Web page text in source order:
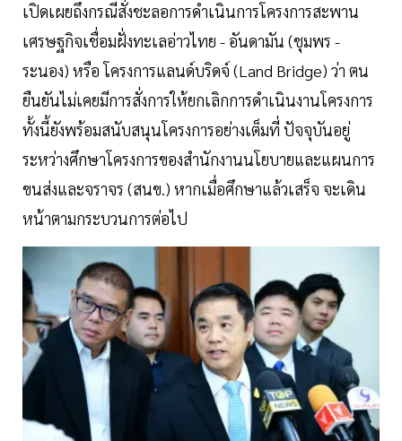
เปิดเผยถึงกรณีสั่งชะลอการดำเนินการโครงการสะพาน
เศรษฐกิจเชื่อมฝั่งทะเลอ่าวไทย - อันดามัน (ชุมพร -
ระนอง) หรือ โครงการแลนด์บริดจ์ (Land Bridge) ว่า ตน
ยืนยันไม่เคยมีการสั่งการให้ยกเลิกการดำเนินงานโครงการ
ทั้งนี้ยังพร้อมสนับสนุนโครงการอย่างเต็มที่ ปัจจุบันอยู่
ระหว่างศึกษาโครงการของสำนักงานนโยบายและแผนการ
ขนส่งและจราจร (สนข.) หากเมื่อศึกษาแล้วเสร็จ จะเดิน
หน้าตามกระบวนการต่อไป